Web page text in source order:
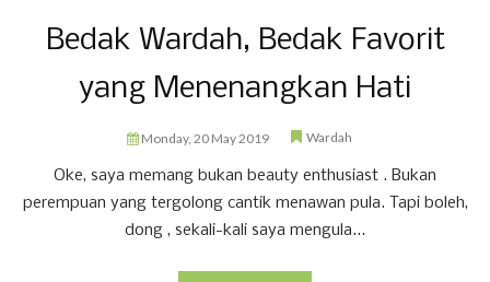
Bedak Wardah, Bedak Favorit
yang Menenangkan Hati
Monday, 20 May 2019 Wardah
Oke, saya memang bukan beauty enthusiast . Bukan
perempuan yang tergolong cantik menawan pula. Tapi boleh,
dong , sekali-kali saya mengula...